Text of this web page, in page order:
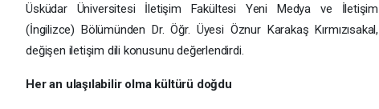
Üsküdar Üniversitesi İletişim Fakültesi Yeni Medya ve İletişim
(İngilizce) Bölümünden Dr. Öğr. Üyesi Öznur Karakaş Kırmızısakal,
değişen iletişim dili konusunu değerlendirdi.
Her an ulaşılabilir olma kültürü doğdu